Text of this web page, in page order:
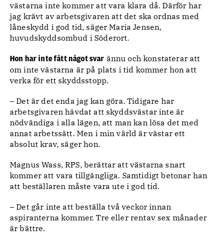
västarna inte kommer att vara klara då. Därför har
jag krävt av arbetsgivaren att det ska ordnas med
låneskydd i god tid, säger Maria Jensen,
huvudskyddsombud i Söderort.
Hon har inte fått något svar ännu och konstaterar att
om inte västarna är på plats i tid kommer hon att
verka för ett skyddsstopp.
– Det är det enda jag kan göra. Tidigare har
arbetsgivaren hävdat att skyddsvästar inte är
nödvändiga i alla lägen, att man kan lösa det med
annat arbetssätt. Men i min värld är västar ett
absolut krav, säger hon.
Magnus Wass, RPS, berättar att västarna snart
kommer att vara tillgängliga. Samtidigt betonar han
att beställaren måste vara ute i god tid.
– Det går inte att beställa två veckor innan
aspiranterna kommer. Tre eller rentav sex månader
är bättre.